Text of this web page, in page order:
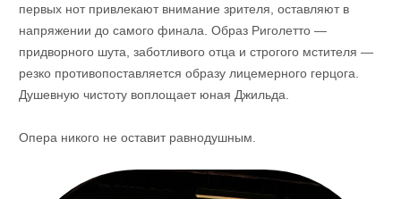
первых нот привлекают внимание зрителя, оставляют в
напряжении до самого финала. Образ Риголетто —
придворного шута, заботливого отца и строгого мстителя —
резко противопоставляется образу лицемерного герцога.
Душевную чистоту воплощает юная Джильда.
Опера никого не оставит равнодушным.